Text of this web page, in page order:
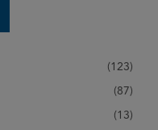
(123)
(87)
(13)